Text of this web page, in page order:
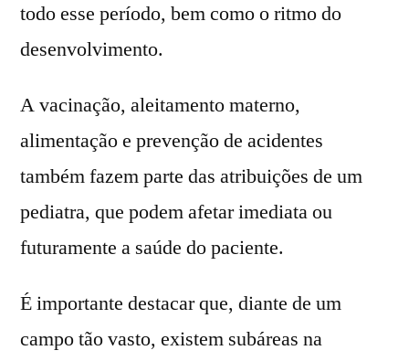
todo esse período, bem como o ritmo do
desenvolvimento.
A vacinação, aleitamento materno,
alimentação e prevenção de acidentes
também fazem parte das atribuições de um
pediatra, que podem afetar imediata ou
futuramente a saúde do paciente.
É importante destacar que, diante de um
campo tão vasto, existem subáreas na